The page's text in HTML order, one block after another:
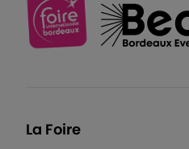
La Foire